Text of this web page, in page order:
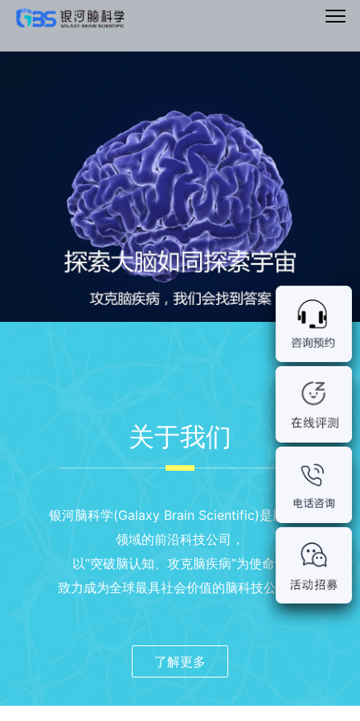
Main
关于我们
银河脑科学(Galaxy Brain Scientific)是脑科学
领域的前沿科技公司，
以“突破脑认知、攻克脑疾病”为使命，
致力成为全球最具社会价值的脑科技公司。
了解更多